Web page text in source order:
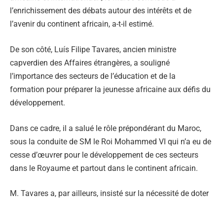
l’enrichissement des débats autour des intérêts et de
l’avenir du continent africain, a-t-il estimé.
De son côté, Luís Filipe Tavares, ancien ministre
capverdien des Affaires étrangères, a souligné
l’importance des secteurs de l’éducation et de la
formation pour préparer la jeunesse africaine aux défis du
développement.
Dans ce cadre, il a salué le rôle prépondérant du Maroc,
sous la conduite de SM le Roi Mohammed VI qui n’a eu de
cesse d’œuvrer pour le développement de ces secteurs
dans le Royaume et partout dans le continent africain.
M. Tavares a, par ailleurs, insisté sur la nécessité de doter